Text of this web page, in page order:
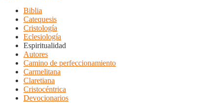
Biblia
Catequesis
Cristología
Eclesiología
Espiritualidad
Autores
Camino de perfeccionamiento
Carmelitana
Claretiana
Cristocéntrica
Devocionarios